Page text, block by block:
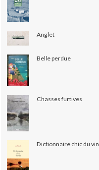
Anglet
Belle perdue
Chasses furtives
Dictionnaire chic du vin